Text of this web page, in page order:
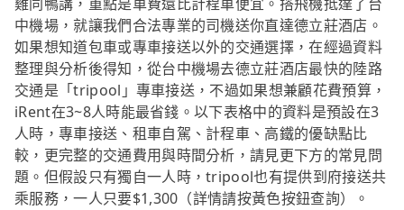
雞同鴨講，重點是車費還比計程車便宜。搭飛機抵達了台
中機場，就讓我們合法專業的司機送你直達德立莊酒店。
如果想知道包車或專車接送以外的交通選擇，在經過資料
整理與分析後得知，從台中機場去德立莊酒店最快的陸路
交通是「tripool」專車接送，不過如果想兼顧花費預算，
iRent在3~8人時能最省錢。以下表格中的資料是預設在3
人時，專車接送、租車自駕、計程車、高鐵的優缺點比
較，更完整的交通費用與時間分析，請見更下方的常見問
題。但假設只有獨自一人時，tripool也有提供到府接送共
乘服務，一人只要$1,300（詳情請按黃色按鈕查詢）。